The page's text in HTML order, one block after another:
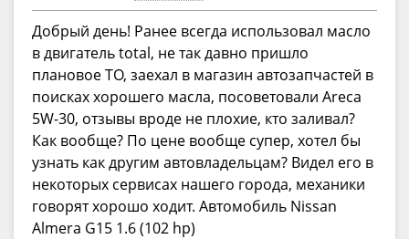
Добрый день! Ранее всегда использовал масло
в двигатель total, не так давно пришло
плановое ТО, заехал в магазин автозапчастей в
поисках хорошего масла, посоветовали Areca
5W-30, отзывы вроде не плохие, кто заливал?
Как вообще? По цене вообще супер, хотел бы
узнать как другим автовладельцам? Видел его в
некоторых сервисах нашего города, механики
говорят хорошо ходит. Автомобиль Nissan
Almera G15 1.6 (102 hp)